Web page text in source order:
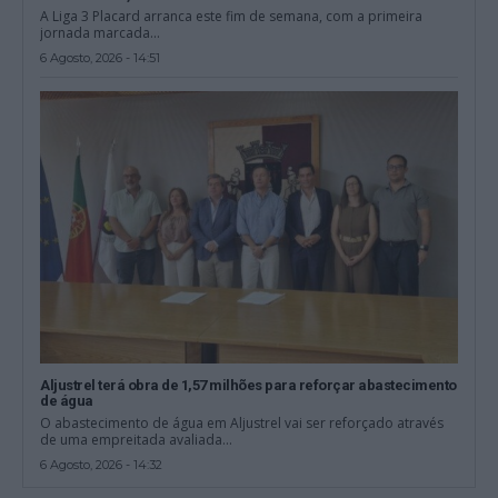
A Liga 3 Placard arranca este fim de semana, com a primeira
jornada marcada...
6 Agosto, 2026 - 14:51
Aljustrel terá obra de 1,57 milhões para reforçar abastecimento
de água
O abastecimento de água em Aljustrel vai ser reforçado através
de uma empreitada avaliada...
6 Agosto, 2026 - 14:32